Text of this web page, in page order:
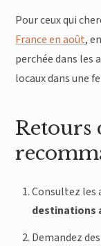
Pour ceux qui
France en août,
perchée dans les
locaux dans une
Retours
Consultez les
destinations
Demandez